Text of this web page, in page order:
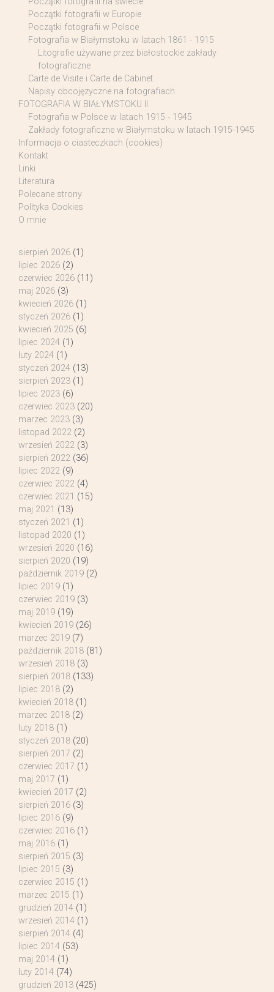
Początki fotografii w Europie
Początki fotografii w Polsce
Fotografia w Białymstoku w latach 1861 - 1915
Litografie używane przez białostockie zakłady
fotograficzne
Carte de Visite i Carte de Cabinet
Napisy obcojęzyczne na fotografiach
FOTOGRAFIA W BIAŁYMSTOKU II
Fotografia w Polsce w latach 1915 - 1945
Zakłady fotograficzne w Białymstoku w latach 1915-1945
Informacja o ciasteczkach (cookies)
Kontakt
Linki
Literatura
Polecane strony
Polityka Cookies
O mnie
sierpień 2026 (1)
lipiec 2026 (2)
czerwiec 2026 (11)
maj 2026 (3)
kwiecień 2026 (1)
styczeń 2026 (1)
kwiecień 2025 (6)
lipiec 2024 (1)
luty 2024 (1)
styczeń 2024 (13)
sierpień 2023 (1)
lipiec 2023 (6)
czerwiec 2023 (20)
marzec 2023 (3)
listopad 2022 (2)
wrzesień 2022 (3)
sierpień 2022 (36)
lipiec 2022 (9)
czerwiec 2022 (4)
czerwiec 2021 (15)
maj 2021 (13)
styczeń 2021 (1)
listopad 2020 (1)
wrzesień 2020 (16)
sierpień 2020 (19)
październik 2019 (2)
lipiec 2019 (1)
czerwiec 2019 (3)
maj 2019 (19)
kwiecień 2019 (26)
marzec 2019 (7)
październik 2018 (81)
wrzesień 2018 (3)
sierpień 2018 (133)
lipiec 2018 (2)
kwiecień 2018 (1)
marzec 2018 (2)
luty 2018 (1)
styczeń 2018 (20)
sierpień 2017 (2)
czerwiec 2017 (1)
maj 2017 (1)
kwiecień 2017 (2)
sierpień 2016 (3)
lipiec 2016 (9)
czerwiec 2016 (1)
maj 2016 (1)
sierpień 2015 (3)
lipiec 2015 (3)
czerwiec 2015 (1)
marzec 2015 (1)
grudzień 2014 (1)
wrzesień 2014 (1)
sierpień 2014 (4)
lipiec 2014 (53)
maj 2014 (1)
luty 2014 (74)
grudzień 2013 (425)